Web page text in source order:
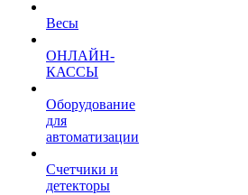
Весы
ОНЛАЙН-
КАССЫ
Оборудование
для
автоматизации
Счетчики и
детекторы